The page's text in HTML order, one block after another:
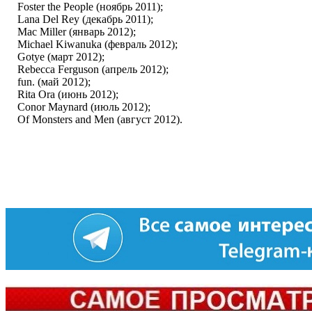
the People (ноябрь 2011);
Del Rey (декабрь 2011);
Miller (январь 2012);
Kiwanuka (февраль 2012);
(март 2012);
Ferguson (апрель 2012);
(май 2012);
Ora (июнь 2012);
Maynard (июль 2012);
Monsters and Men (август 2012).